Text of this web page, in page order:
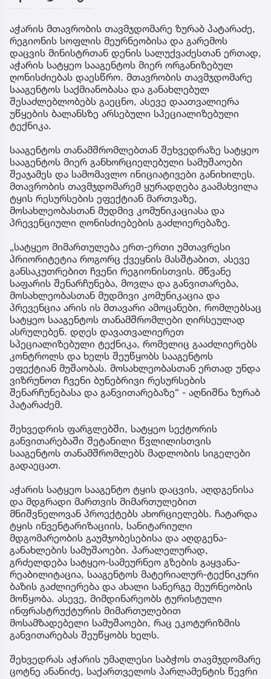
აჭარის მთავრობის თავმჯდომარე ზურაბ პატარაძე,
რეგიონის სოფლის მეურნეობისა და გარემოს
დაცვის მინისტრთან დენის სალუქვაძესთან ერთად,
აჭარის სატყეო სააგენტოს მიერ ორგანიზებულ
ღონისძიებას დაესწრო. მთავრობის თავმჯდომარე
სააგენტოს საქმიანობასა და განახლებულ
შესაძლებლობებს გაეცნო, ასევე დაათვალიერა
უწყების ბალანსზე არსებული სპეციალიზებული
ტექნიკა.
სააგენტოს თანამშრომლებთან შეხვედრაზე სატყეო
სააგენტოს მიერ განხორციელებული სამუშაოები
შეაჯამეს და სამომავლო ინიციატივები განიხილეს.
მთავრობის თავმჯდომარემ ყურადღება გაამახვილა
ტყის რესურსების ეფექტიან მართვაზე,
მოსახლეობასთან მუდმივ კომუნიკაციასა და
პრევენციული ღონისძიებების გაძლიერებაზე.
„სატყეო მიმართულება ერთ-ერთი უმთავრესი
პრიორიტეტია როგორც ქვეყნის მასშტაბით, ასევე
განსაკუთრებით ჩვენი რეგიონისთვის. მწვანე
საფარის შენარჩუნება, მოვლა და განვითარება,
მოსახლეობასთან მუდმივი კომუნიკაცია და
პრევენცია არის ის მთავარი ამოცანები, რომლებსაც
სატყეო სააგენტოს თანამშრომლები ღირსეულად
ასრულებენ. დღეს დავათვალიერეთ
სპეციალიზებული ტექნიკა, რომელიც გააძლიერებს
კონტროლს და ხელს შეუწყობს სააგენტოს
ეფექტიან მუშაობას. მოსახლეობასთან ერთად უნდა
ვიზრუნოთ ჩვენი ბუნებრივი რესურსების
შენარჩუნებასა და განვითარებაზე“ - აღნიშნა ზურაბ
პატარაძემ.
შეხვედრის ფარგლებში, სატყეო სექტორის
განვითარებაში შეტანილი წვლილისთვის
სააგენტოს თანამშრომლებს მადლობის სიგელები
გადაეცათ.
აჭარის სატყეო სააგენტო ტყის დაცვის, აღდგენისა
და მდგრადი მართვის მიმართულებით
მნიშვნელოვან პროექტებს ახორციელებს. ჩატარდა
ტყის ინვენტარიზაციის, სანიტარიული
მდგომარეობის გაუმჯობესებისა და აღდგენა-
განახლების სამუშაოები. პარალელურად,
გრძელდება სატყეო-სამეურნეო გზების გაყვანა-
რეაბილიტაცია, სააგენტოს მატერიალურ-ტექნიკური
ბაზის გაძლიერება და ახალი სანერგე მეურნეობის
მოწყობა. ასევე, მიმდინარეობს ტურისტული
ინფრასტრუქტურის მიმართულებით
მოსამზადებელი სამუშაოები, რაც ეკოტურიზმის
განვითარებას შეუწყობს ხელს.
შეხვედრას აჭარის უმაღლესი საბჭოს თავმჯდომარე
ცოტნე ანანიძე, საქართველოს პარლამენტის წევრი